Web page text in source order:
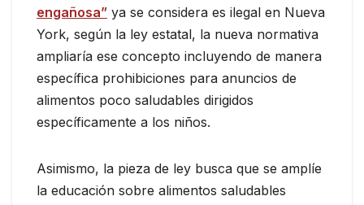
engañosa” ya se considera es ilegal en Nueva
York, según la ley estatal, la nueva normativa
ampliaría ese concepto incluyendo de manera
específica prohibiciones para anuncios de
alimentos poco saludables dirigidos
específicamente a los niños.
Asimismo, la pieza de ley busca que se amplíe
la educación sobre alimentos saludables